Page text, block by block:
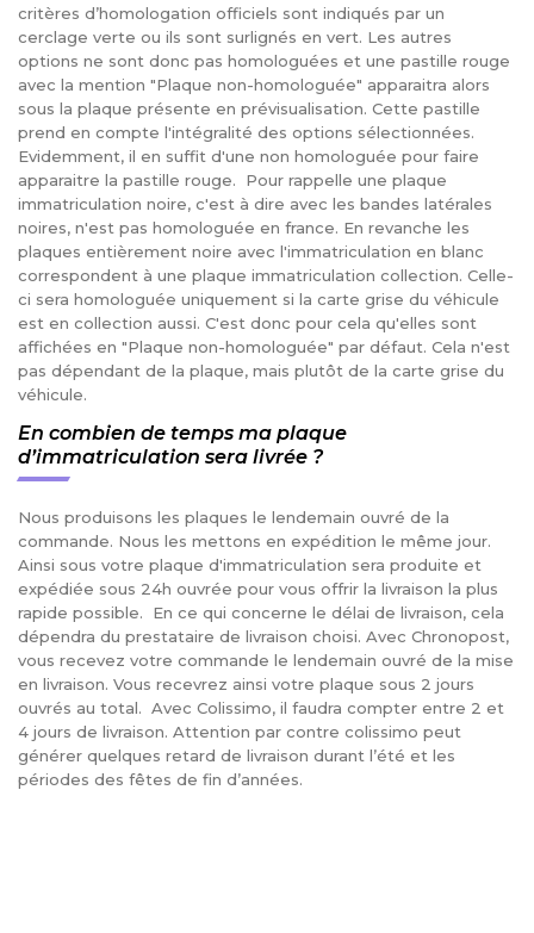
critères d’homologation officiels sont indiqués par un
cerclage verte ou ils sont surlignés en vert. Les autres
options ne sont donc pas homologuées et une pastille rouge
avec la mention "Plaque non-homologuée" apparaitra alors
sous la plaque présente en prévisualisation. Cette pastille
prend en compte l'intégralité des options sélectionnées.
Evidemment, il en suffit d'une non homologuée pour faire
apparaitre la pastille rouge. Pour rappelle une plaque
immatriculation noire, c'est à dire avec les bandes latérales
noires, n'est pas homologuée en france. En revanche les
plaques entièrement noire avec l'immatriculation en blanc
correspondent à une plaque immatriculation collection. Celle-
ci sera homologuée uniquement si la carte grise du véhicule
est en collection aussi. C'est donc pour cela qu'elles sont
affichées en "Plaque non-homologuée" par défaut. Cela n'est
pas dépendant de la plaque, mais plutôt de la carte grise du
véhicule.
En combien de temps ma plaque
d’immatriculation sera livrée ?
Nous produisons les plaques le lendemain ouvré de la
commande. Nous les mettons en expédition le même jour.
Ainsi sous votre plaque d'immatriculation sera produite et
expédiée sous 24h ouvrée pour vous offrir la livraison la plus
rapide possible. En ce qui concerne le délai de livraison, cela
dépendra du prestataire de livraison choisi. Avec Chronopost,
vous recevez votre commande le lendemain ouvré de la mise
en livraison. Vous recevrez ainsi votre plaque sous 2 jours
ouvrés au total. Avec Colissimo, il faudra compter entre 2 et
4 jours de livraison. Attention par contre colissimo peut
générer quelques retard de livraison durant l’été et les
périodes des fêtes de fin d’années.